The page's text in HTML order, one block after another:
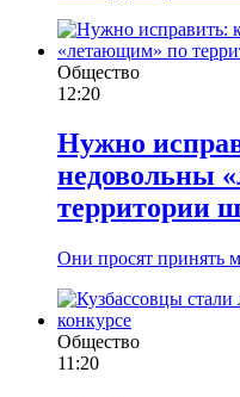
Общество
12:20
Нужно
недовольны
территории
Они просят принять
Общество
11:20